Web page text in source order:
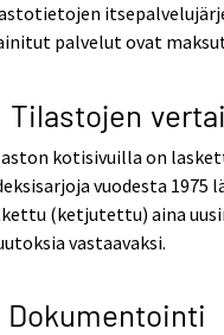
palvelut ovat
Tilastojen
kotisivuilla on
vuodesta 1975
(ketjutettu) aina
vastaavaksi.
Dokumentointi